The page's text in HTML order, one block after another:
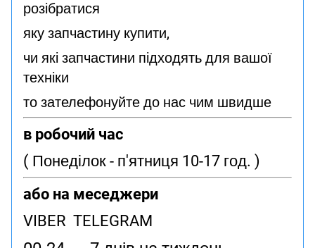
розібратися
яку запчастину купити,
чи які запчастини підходять для вашої
техніки
то зателефонуйте до нас чим швидше
в робочий час
( Понеділок - п'ятниця 10-17 год. )
або на меседжери
VIBER TELEGRAM